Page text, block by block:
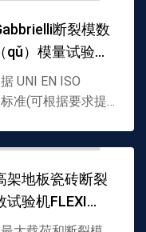
始终在我们的工厂
）编程和测试。
断裂模数
qǔ）模量试验机
UNI EN ISO
准(可根据要求提
仪器由一个可调节
...
架地板瓷砖断裂
试验机FLEXI